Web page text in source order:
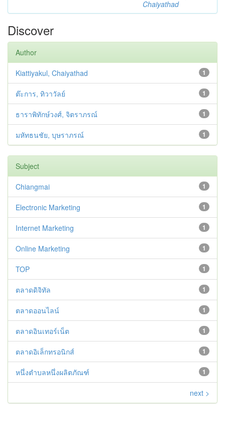
Chaiyathad
Discover
Author
1
Kiattiyakul, Chaiyathad
1
ต๊ะการ, ทิวาวัลย์
1
ธาราพิทักษ์วงศ์, จิตราภรณ์
1
มหัทธนชัย, บุษราภรณ์
Subject
1
Chiangmai
1
Electronic Marketing
1
Internet Marketing
1
Online Marketing
1
TOP
1
ตลาดดิจิทัล
1
ตลาดออนไลน์
1
ตลาดอินเทอร์เน็ต
1
ตลาดอิเล็กทรอนิกส์
1
หนึ่งตำบลหนึ่งผลิตภัณฑ์
next >